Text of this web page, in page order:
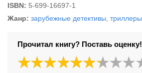
ISBN: 5-699-16697-1
Жанр: зарубежные детективы триллеры
Прочитал книгу? Поставь оценку!